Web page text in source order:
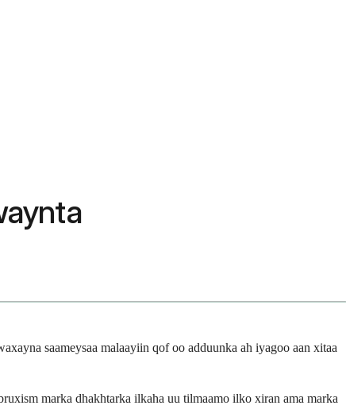
saameysaa malaayiin qof oo adduunka ah iyagoo aan xitaa
marka dhakhtarka ilkaha uu tilmaamo ilko xiran ama marka